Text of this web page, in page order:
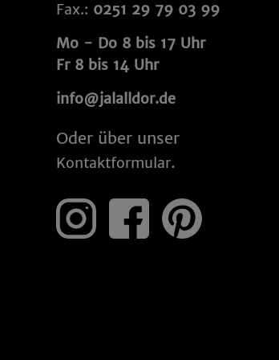
Fax.: 0251 29 79 03 99
Mo - Do 8 bis 17 Uhr
Fr 8 bis 14 Uhr
info@jalalldor.de
Oder über unser
Kontaktformular.